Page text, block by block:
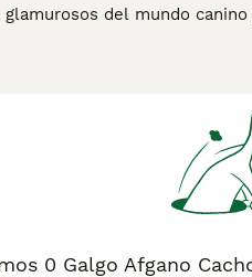
glamurosos del mundo
Palace en 1907. El
para
0 Galgo Afgano